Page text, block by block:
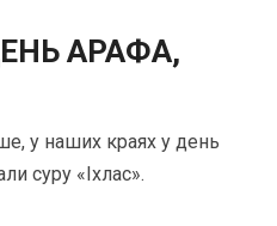
АРАФА,
у наших краях у день
суру «Іхлас».